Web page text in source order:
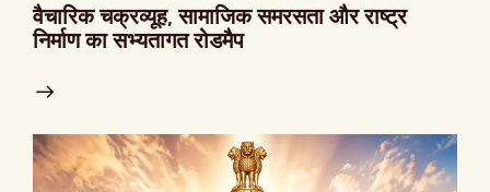
वैचारिक चक्रव्यूह, सामाजिक समरसता और राष्ट्र
निर्माण का सभ्यतागत रोडमैप